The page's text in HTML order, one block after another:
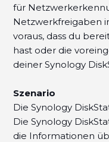
für
Netzwerkfreigaben
voraus, dass du
hast oder die
deiner Synology
Szenario
Die Synology
Die Synology
die Informationen